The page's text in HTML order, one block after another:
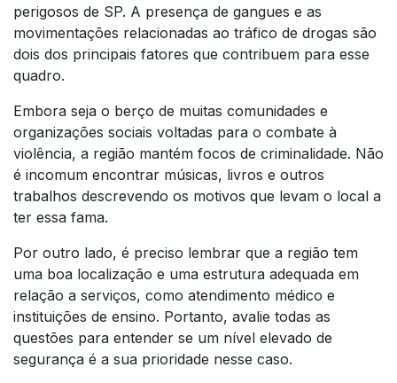
perigosos de SP. A presença de gangues e as
movimentações relacionadas ao tráfico de drogas são
dois dos principais fatores que contribuem para esse
quadro.
Embora seja o berço de muitas comunidades e
organizações sociais voltadas para o combate à
violência, a região mantém focos de criminalidade. Não
é incomum encontrar músicas, livros e outros
trabalhos descrevendo os motivos que levam o local a
ter essa fama.
Por outro lado, é preciso lembrar que a região tem
uma boa localização e uma estrutura adequada em
relação a serviços, como atendimento médico e
instituições de ensino. Portanto, avalie todas as
questões para entender se um nível elevado de
segurança é a sua prioridade nesse caso.